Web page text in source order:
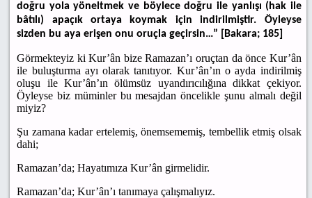
doğru yola yöneltmek ve böylece doğru ile yanlışı (hak ile
bâtılı) apaçık ortaya koymak için indirilmiştir. Öyleyse
sizden bu aya erişen onu oruçla geçirsin…” [Bakara; 185]
Görmekteyiz ki Kur’ân bize Ramazan’ı oruçtan da önce Kur’ân
ile buluşturma ayı olarak tanıtıyor. Kur’ân’ın o ayda indirilmiş
oluşu ile Kur’ân’ın ölümsüz uyandırıcılığına dikkat çekiyor.
Öyleyse biz müminler bu mesajdan öncelikle şunu almalı değil
miyiz?
Şu zamana kadar ertelemiş, önemsememiş, tembellik etmiş olsak
dahi;
Ramazan’da; Hayatımıza Kur’ân girmelidir.
Ramazan’da; Kur’ân’ı tanımaya çalışmalıyız.